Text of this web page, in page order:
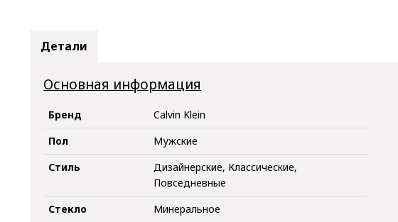
Детали
Основная информация
Бренд
Calvin Klein
Пол
Мужские
Стиль
Дизайнерские, Классические,
Повседневные
Стекло
Минеральное